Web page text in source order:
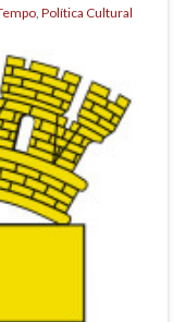
Política Cultural